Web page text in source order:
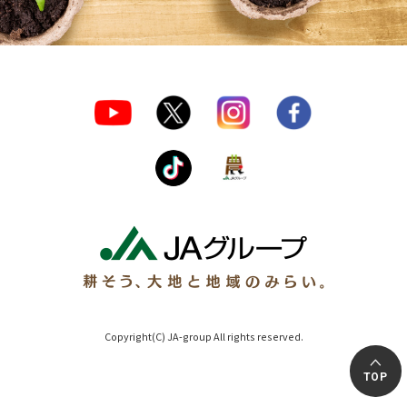
Copyright(C) JA-group All rights reserved.
TOP